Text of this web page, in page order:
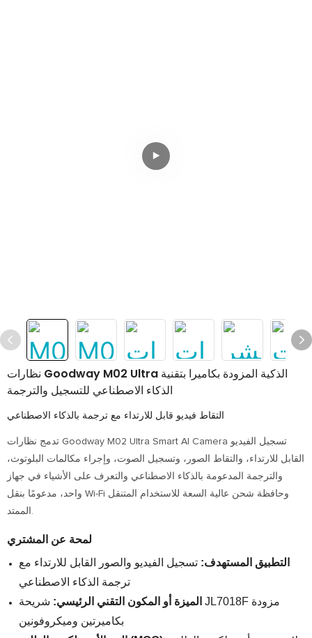
نظارات Goodway M02 Ultra الذكية المزودة بكاميرا بتقنية
الذكاء الاصطناعي للتسجيل والترجمة
التقاط فيديو قابل للارتداء مع ترجمة بالذكاء الاصطناعي
تدمج نظارات Goodway M02 Ultra Smart AI Camera تسجيل الفيديو
القابل للارتداء، والتقاط الصور، وتسجيل الصوت، وإجراء مكالمات البلوتوث،
والترجمة المدعومة بالذكاء الاصطناعي والتعرف على الأشياء في جهاز
واحد، مدعومًا بنقل Wi-Fi وحافظة شحن عالية السعة للاستخدام المتنقل
الممتد.
لمحة عن المشتري
التطبيق المستهدف: تسجيل الفيديو والصور القابل للارتداء مع
ترجمة الذكاء الاصطناعي
الميزة أو المكون التقني الرئيسي: شريحة JL7018F مزودة
بكاميرتين وميكروفونين